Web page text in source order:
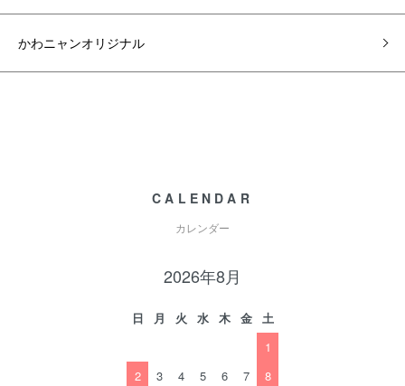
かわニャンオリジナル
CALENDAR
カレンダー
2026年8月
日 月 火 水 木 金
土
1
2
3 4 5 6 7
8